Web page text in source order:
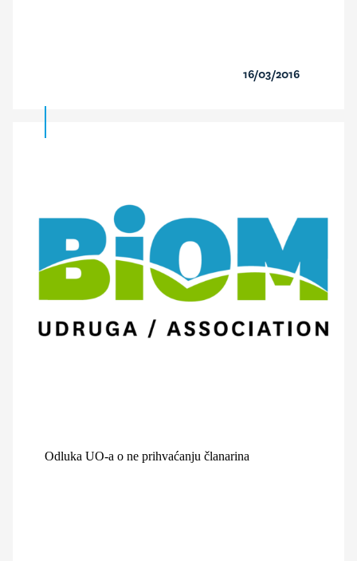
16/03/2016
Odluka UO-a o ne prihvaćanju članarina